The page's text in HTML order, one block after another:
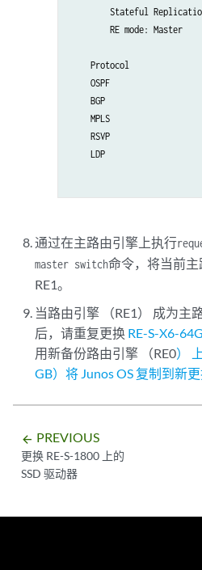
Stateful
        RE mode: Master
    Protocol		    Synchronization Status
    OSPF              	    Complete
    BGP               	    Complete
    MPLS              	    Complete
    RSVP              	    Complete
    LDP               	    Complete
通过在主路由引擎上执行
master switch命令，将当前主
RE1。
当路由引擎 （RE1） 成为主
后，请重复更换 RE-S-X6-
用新备份路由引擎 （RE0）
GB）将 Junos OS 复制到新
arrow_backward PREVIOUS
更换 RE-S-1800 上的
SSD 驱动器